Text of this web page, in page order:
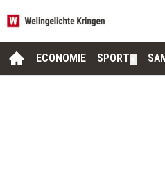
ECONOMIE SPORT